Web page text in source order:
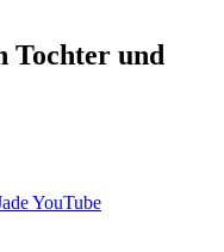
Tochter und